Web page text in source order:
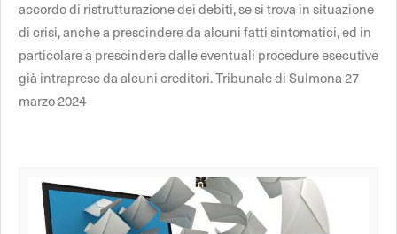
accordo di ristrutturazione dei debiti, se si trova in situazione
di crisi, anche a prescindere da alcuni fatti sintomatici, ed in
particolare a prescindere dalle eventuali procedure esecutive
già intraprese da alcuni creditori. Tribunale di Sulmona 27
marzo 2024